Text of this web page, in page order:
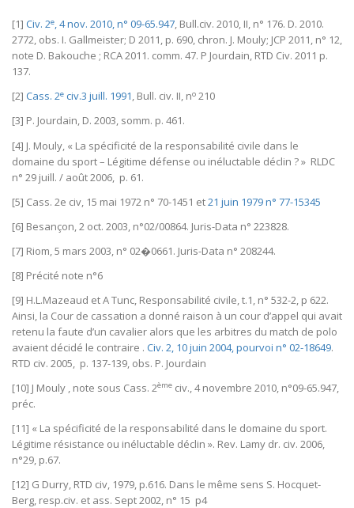
[1] Civ. 2e, 4 nov. 2010, n° 09-65.947, Bull.civ. 2010, II, n° 176. D. 2010.
2772, obs. I. Gallmeister; D 2011, p. 690, chron. J. Mouly; JCP 2011, n° 12,
note D. Bakouche ; RCA 2011. comm. 47. P Jourdain, RTD Civ. 2011 p.
137.
[2] Cass. 2e civ.3 juill. 1991, Bull. civ. II, no 210
[3] P. Jourdain, D. 2003, somm. p. 461.
[4] J. Mouly, « La spécificité de la responsabilité civile dans le
domaine du sport – Légitime défense ou inéluctable déclin ? » RLDC
n° 29 juill. / août 2006, p. 61.
[5] Cass. 2e civ, 15 mai 1972 n° 70-1451 et21 juin 1979 n° 77-15345
[6] Besançon, 2 oct. 2003, n°02/00864. Juris-Data n° 223828.
[7] Riom, 5 mars 2003, n° 02�0661. Juris-Data n° 208244.
[8] Précité note n°6
[9] H.L.Mazeaud et A Tunc, Responsabilité civile, t.1, n° 532-2, p 622.
Ainsi, la Cour de cassation a donné raison à un cour d’appel qui avait
retenu la faute d’un cavalier alors que les arbitres du match de polo
avaient décidé le contraire . Civ. 2, 10 juin 2004, pourvoi n° 02-18649.
RTD civ. 2005, p. 137-139, obs. P. Jourdain
[10] J Mouly , note sous Cass. 2ème civ., 4 novembre 2010, n°09-65.947,
préc.
[11] « La spécificité de la responsabilité dans le domaine du sport.
Légitime résistance ou inéluctable déclin ». Rev. Lamy dr. civ. 2006,
n°29, p.67.
[12] G Durry, RTD civ, 1979, p.616. Dans le même sens S. Hocquet-
Berg, resp.civ. et ass. Sept 2002, n° 15 p4